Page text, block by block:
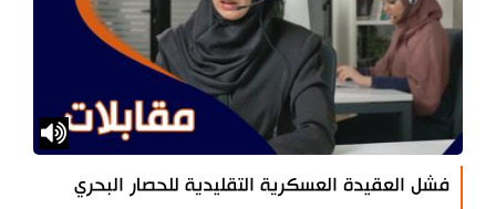
فشل العقيدة العسكرية التقليدية للحصار البحري